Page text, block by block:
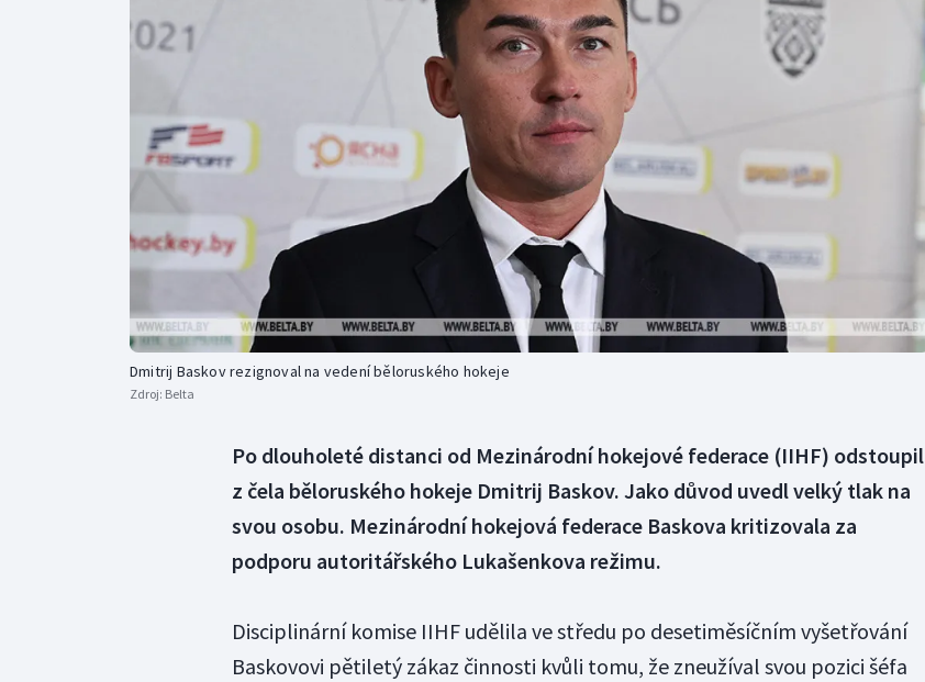
Curling
Futsal
Golf
Moderní pětiboj
Motorsport
Olympijské hry
Parasport
Plavání
Plážový volejbal
Triatlon
Veslování
Volejbal
Dmitrij Baskov rezignoval na vedení běloruského hokeje
Zdroj: Belta
Po dlouholeté distanci od Mezinárodní hokejové federace (IIHF) odstoupil
z čela běloruského hokeje Dmitrij Baskov. Jako důvod uvedl velký tlak na
svou osobu. Mezinárodní hokejová federace Baskova kritizovala za
podporu autoritářského Lukašenkova režimu.
Disciplinární komise IIHF udělila ve středu po desetiměsíčním vyšetřování
Baskovovi pětiletý zákaz činnosti kvůli tomu, že zneužíval svou pozici šéfa